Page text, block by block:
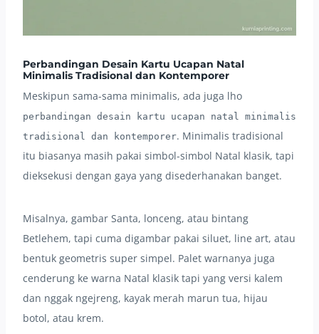
Perbandingan Desain Kartu Ucapan Natal
Minimalis Tradisional dan Kontemporer
Meskipun sama-sama minimalis, ada juga lho
perbandingan desain kartu ucapan natal minimalis
tradisional dan kontemporer. Minimalis tradisional
itu biasanya masih pakai simbol-simbol Natal klasik, tapi
dieksekusi dengan gaya yang disederhanakan banget.
Misalnya, gambar Santa, lonceng, atau bintang
Betlehem, tapi cuma digambar pakai siluet, line art, atau
bentuk geometris super simpel. Palet warnanya juga
cenderung ke warna Natal klasik tapi yang versi kalem
dan nggak ngejreng, kayak merah marun tua, hijau
botol, atau krem.